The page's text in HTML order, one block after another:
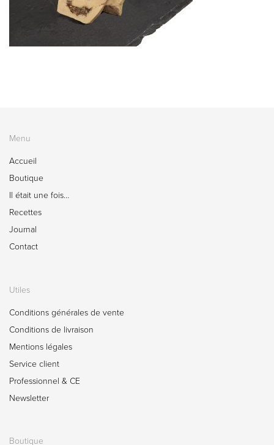
Menu
Accueil
Boutique
Il était une fois…
Recettes
Journal
Contact
Utiles
Conditions générales de vente
Conditions de livraison
Mentions légales
Service client
Professionnel & CE
Newsletter
Boutique